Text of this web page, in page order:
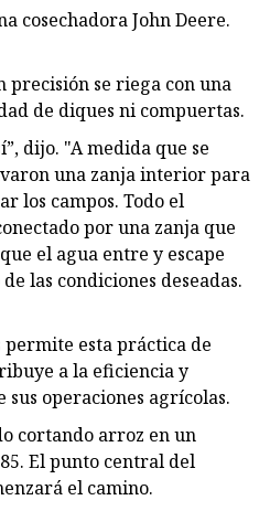
cosechadora John Deere.
precisión se riega con una
de diques ni compuertas.
dijo. "A medida que se
una zanja interior para
los campos. Todo el
por una zanja que
el agua entre y escape
las condiciones deseadas.
permite esta práctica de
a la eficiencia y
operaciones agrícolas.
cortando arroz en un
El punto central del
el camino.